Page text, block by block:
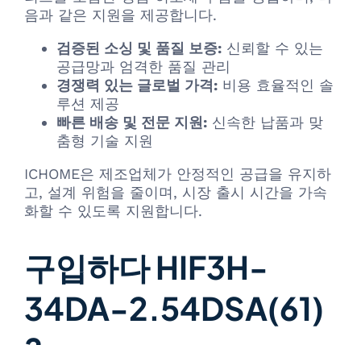
음과 같은 지원을 제공합니다.
검증된 소싱 및 품질 보증: 신뢰할 수 있는
공급망과 엄격한 품질 관리
경쟁력 있는 글로벌 가격: 비용 효율적인 솔
루션 제공
빠른 배송 및 전문 지원: 신속한 납품과 맞
춤형 기술 지원
ICHOME은 제조업체가 안정적인 공급을 유지하
고, 설계 위험을 줄이며, 시장 출시 시간을 가속
화할 수 있도록 지원합니다.
구입하다 HIF3H-
34DA-2.54DSA(61)